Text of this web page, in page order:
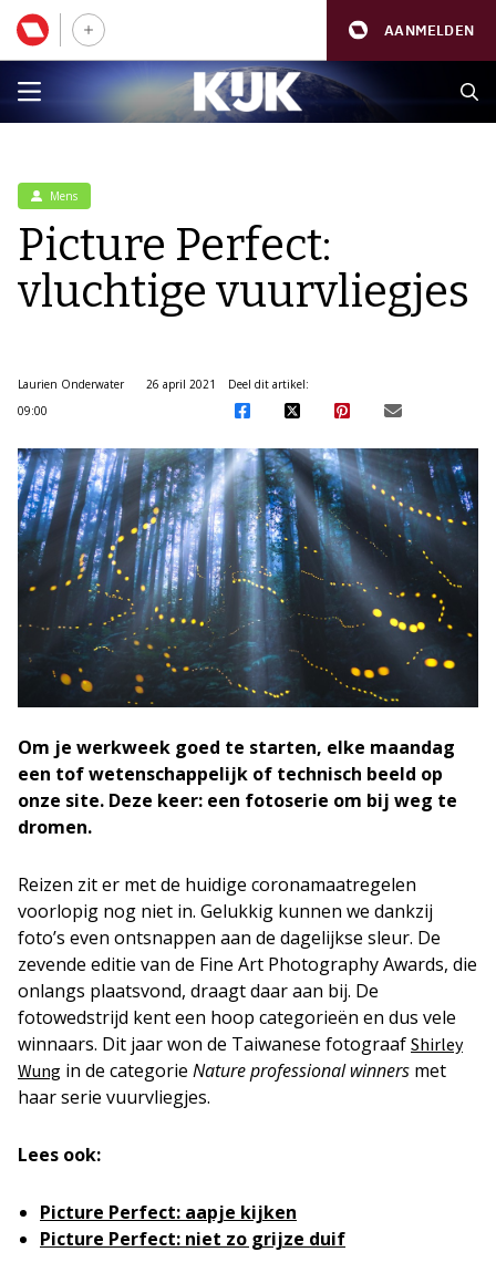
AANMELDEN
Mens
Picture Perfect:
vluchtige vuurvliegjes
Laurien Onderwater
26 april 2021
09:00
Deel dit artikel:
Om je werkweek goed te starten, elke maandag
een tof wetenschappelijk of technisch beeld op
onze site. Deze keer: een fotoserie om bij weg te
dromen.
Reizen zit er met de huidige coronamaatregelen
voorlopig nog niet in. Gelukkig kunnen we dankzij
foto’s even ontsnappen aan de dagelijkse sleur. De
zevende editie van de Fine Art Photography Awards, die
onlangs plaatsvond, draagt daar aan bij. De
fotowedstrijd kent een hoop categorieën en dus vele
winnaars. Dit jaar won de Taiwanese fotograaf Shirley
Wung in de categorie Nature professional winners met
haar serie vuurvliegjes.
Lees ook:
Picture Perfect: aapje kijken
Picture Perfect: niet zo grijze duif